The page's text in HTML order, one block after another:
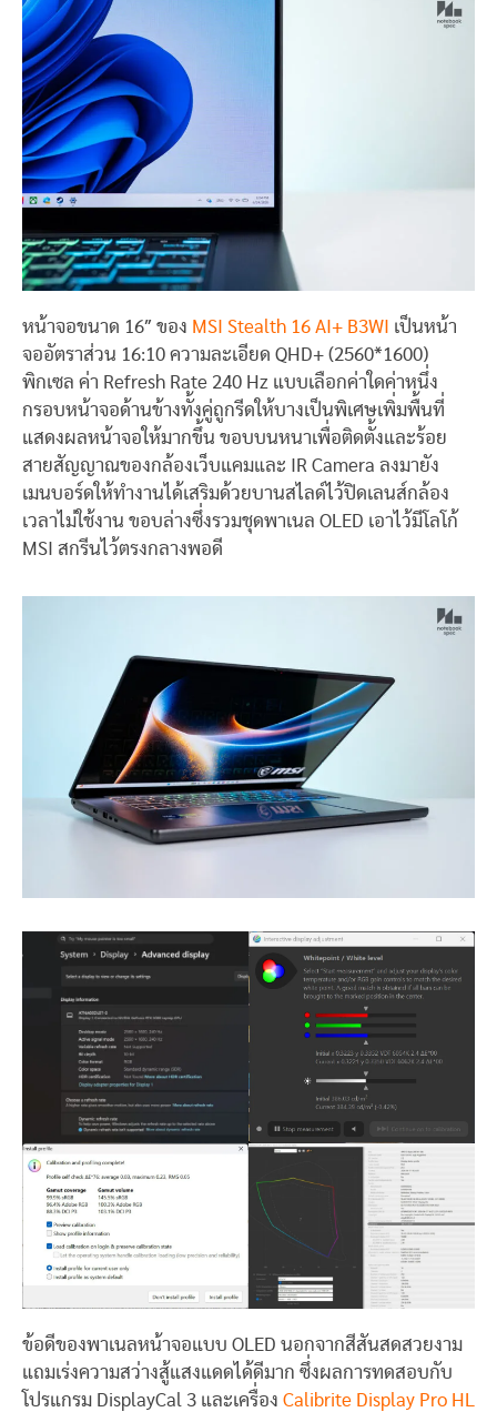
หน้าจอขนาด 16″ ของ MSI Stealth 16 AI+ B3WI เป็นหน้า
จออัตราส่วน 16:10 ความละเอียด QHD+ (2560*1600)
พิกเซล ค่า Refresh Rate 240 Hz แบบเลือกค่าใดค่าหนึ่ง
กรอบหน้าจอด้านข้างทั้งคู่ถูกรีดให้บางเป็นพิเศษเพิ่มพื้นที่
แสดงผลหน้าจอให้มากขึ้น ขอบบนหนาเพื่อติดตั้งและร้อย
สายสัญญาณของกล้องเว็บแคมและ IR Camera ลงมายัง
เมนบอร์ดให้ทำงานได้เสริมด้วยบานสไลด์ไว้ปิดเลนส์กล้อง
เวลาไม่ใช้งาน ขอบล่างซึ่งรวมชุดพาเนล OLED เอาไว้มีโลโก้
MSI สกรีนไว้ตรงกลางพอดี
ข้อดีของพาเนลหน้าจอแบบ OLED นอกจากสีสันสดสวยงาม
แถมเร่งความสว่างสู้แสงแดดได้ดีมาก ซึ่งผลการทดสอบกับ
โปรแกรม DisplayCal 3 และเครื่อง Calibrite Display Pro HL